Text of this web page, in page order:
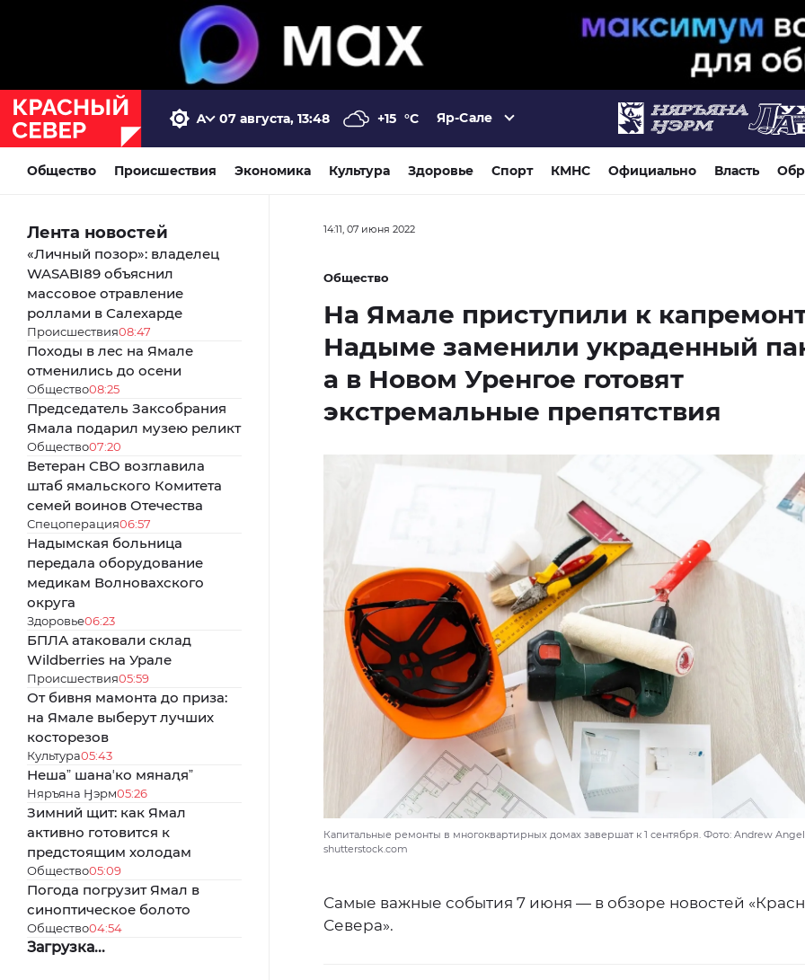
07 августа, 13:48 +15 °C Яр-Сале
Общество Происшествия Экономика Культура Здоровье Спорт КМНС Официально Власть
Лента новостей
«Личный позор»: владелец
WASABI89 объяснил
массовое отравление
роллами в Салехарде
Происшествия08:47
Походы в лес на Ямале
отменились до осени
Общество08:25
Председатель Заксобрания
Ямала подарил музею реликт
Общество07:20
Ветеран СВО возглавила
штаб ямальского Комитета
семей воинов Отечества
Спецоперация06:57
Надымская больница
передала оборудование
медикам Волновахского
округа
Здоровье06:23
БПЛА атаковали склад
Wildberries на Урале
Происшествия05:59
От бивня мамонта до приза:
на Ямале выберут лучших
косторезов
Культура05:43
Нешаˮ шанаʼко мянаԯяˮ
Няръяна Ӈэрм05:26
Зимний щит: как Ямал
активно готовится к
предстоящим холодам
Общество05:09
Погода погрузит Ямал в
синоптическое болото
Общество04:54
Загрузка...
14:11, 07 июня 2022
Общество
На Ямале приступили к
Надыме заменили украденный
а в Новом Уренгое готовят
экстремальные препятствия
Капитальные ремонты в многоквартирных домах завершат к 1 сентября. Фото: Andrew
shutterstock.com
Самые важные события 7 июня — в обзоре новостей
Севера».